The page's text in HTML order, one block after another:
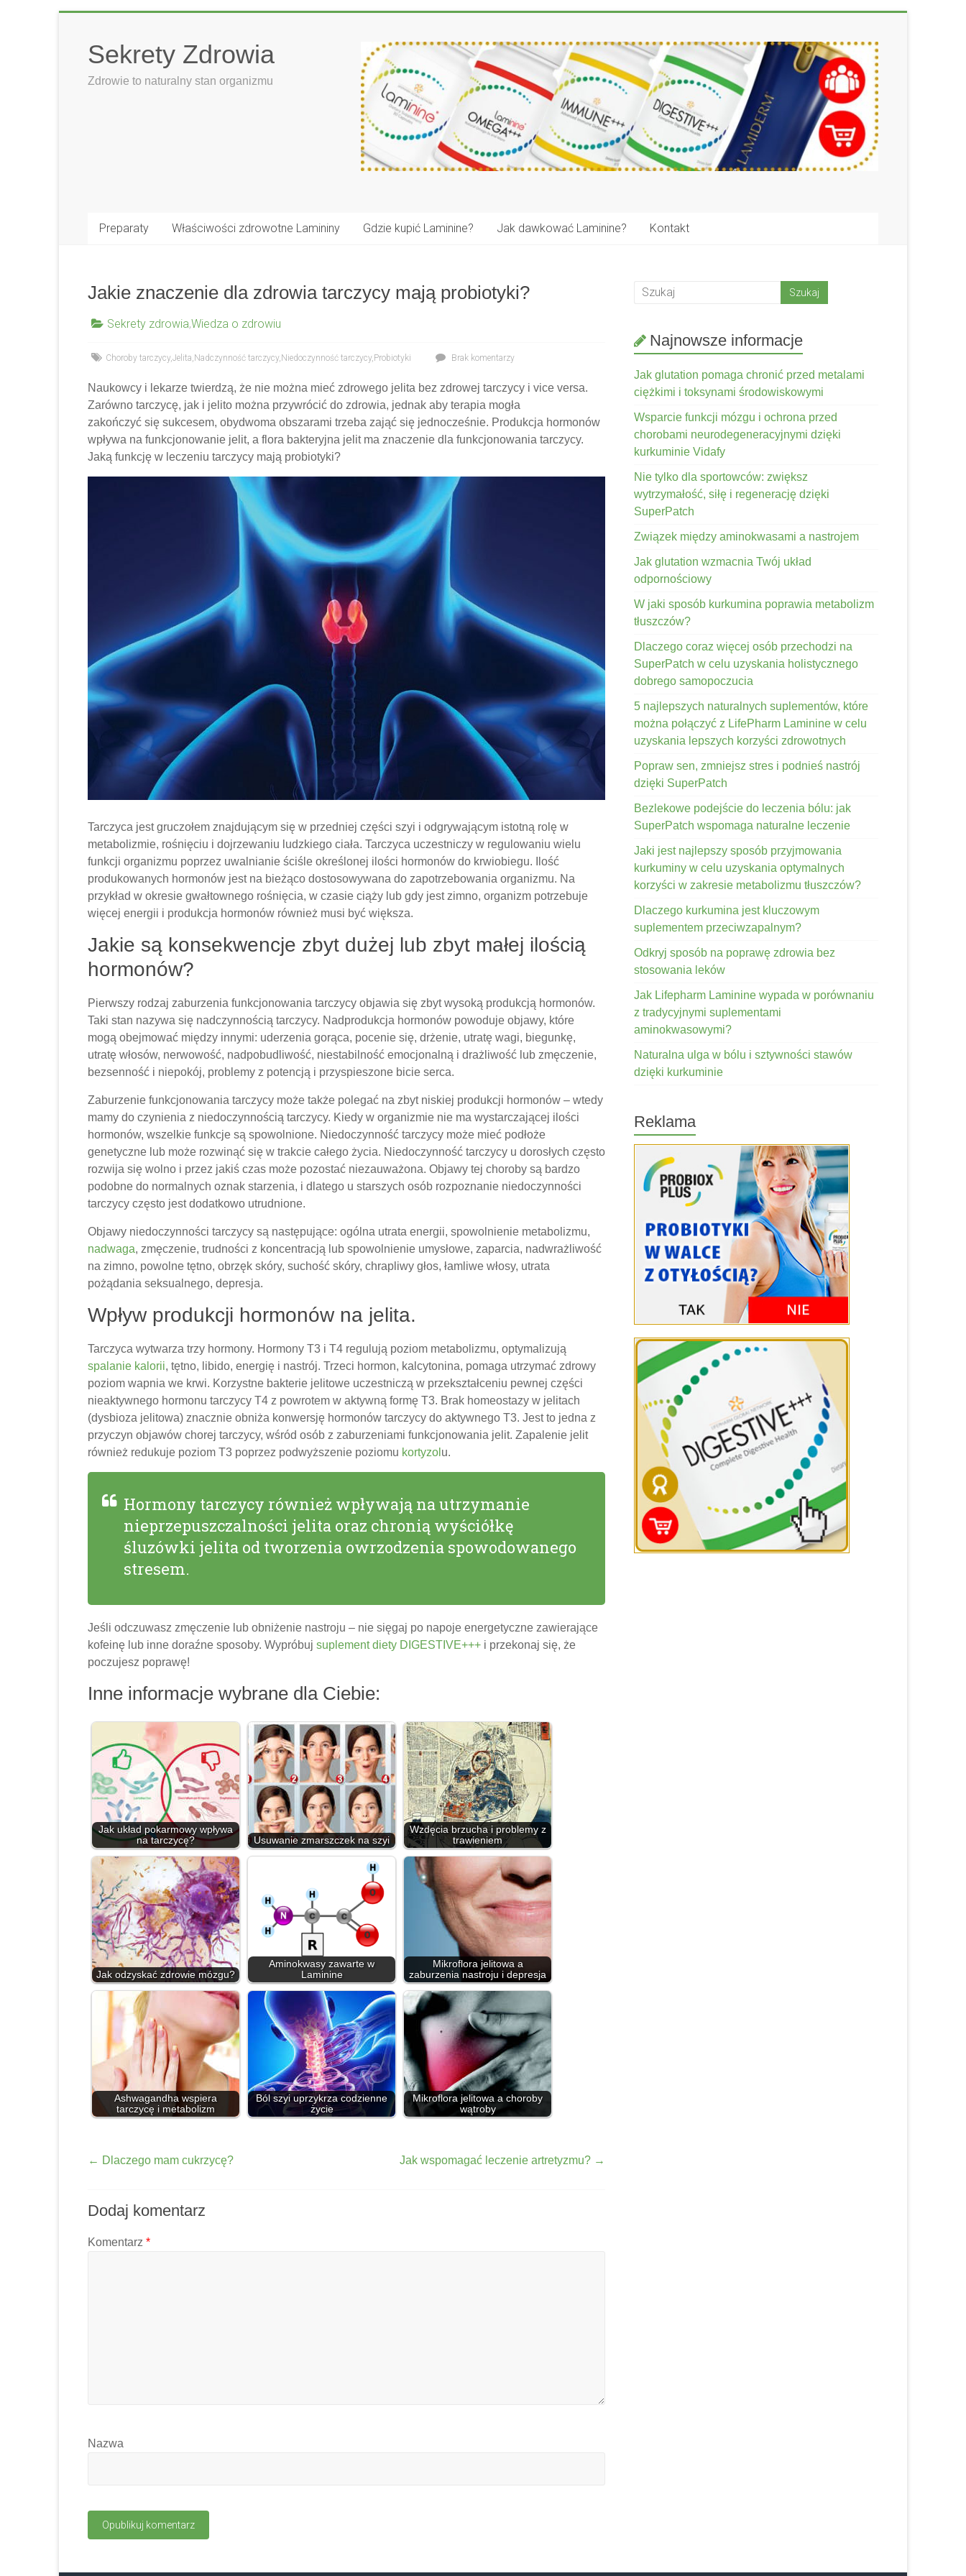
contentSekrety Zdrowia
Zdrowie to naturalny stan organizmu
Preparaty Właściwości zdrowotne Lamininy Gdzie kupić Laminine? Jak dawkować Laminine? Kontakt
Jakie znaczenie dla zdrowia tarczycy mają probiotyki?
Sekrety zdrowia,Wiedza o zdrowiu
Choroby tarczycy,Jelita, Nadczynność tarczycy, Niedoczynność tarczycy, Probiotyki Brak komentarzy
Naukowcy i lekarze twierdzą, że nie można mieć zdrowego jelita bez zdrowej tarczycy i vice versa.
Zarówno tarczycę, jak i jelito można przywrócić do zdrowia, jednak aby terapia mogła
zakończyć się sukcesem, obydwoma obszarami trzeba zająć się jednocześnie. Produkcja hormonów
wpływa na funkcjonowanie jelit, a flora bakteryjna jelit ma znaczenie dla funkcjonowania tarczycy.
Jaką funkcję w leczeniu tarczycy mają probiotyki?
Tarczyca jest gruczołem znajdującym się w przedniej części szyi i odgrywającym istotną rolę w
metabolizmie, rośnięciu i dojrzewaniu ludzkiego ciała. Tarczyca uczestniczy w regulowaniu wielu
funkcji organizmu poprzez uwalnianie ściśle określonej ilości hormonów do krwiobiegu. Ilość
produkowanych hormonów jest na bieżąco dostosowywana do zapotrzebowania organizmu. Na
przykład w okresie gwałtownego rośnięcia, w czasie ciąży lub gdy jest zimno, organizm potrzebuje
więcej energii i produkcja hormonów również musi być większa.
Jakie są konsekwencje zbyt dużej lub zbyt małej ilością
hormonów?
Pierwszy rodzaj zaburzenia funkcjonowania tarczycy objawia się zbyt wysoką produkcją hormonów.
Taki stan nazywa się nadczynnością tarczycy. Nadprodukcja hormonów powoduje objawy, które
mogą obejmować między innymi: uderzenia gorąca, pocenie się, drżenie, utratę wagi, biegunkę,
utratę włosów, nerwowość, nadpobudliwość, niestabilność emocjonalną i drażliwość lub zmęczenie,
bezsenność i niepokój, problemy z potencją i przyspieszone bicie serca.
Zaburzenie funkcjonowania tarczycy może także polegać na zbyt niskiej produkcji hormonów – wtedy
mamy do czynienia z niedoczynnością tarczycy. Kiedy w organizmie nie ma wystarczającej ilości
hormonów, wszelkie funkcje są spowolnione. Niedoczynność tarczycy może mieć podłoże
genetyczne lub może rozwinąć się w trakcie całego życia. Niedoczynność tarczycy u dorosłych często
rozwija się wolno i przez jakiś czas może pozostać niezauważona. Objawy tej choroby są bardzo
podobne do normalnych oznak starzenia, i dlatego u starszych osób rozpoznanie niedoczynności
tarczycy często jest dodatkowo utrudnione.
Objawy niedoczynności tarczycy są następujące: ogólna utrata energii, spowolnienie metabolizmu,
nadwaga, zmęczenie, trudności z koncentracją lub spowolnienie umysłowe, zaparcia, nadwrażliwość
na zimno, powolne tętno, obrzęk skóry, suchość skóry, chrapliwy głos, łamliwe włosy, utrata
pożądania seksualnego, depresja.
Wpływ produkcji hormonów na jelita.
Tarczyca wytwarza trzy hormony. Hormony T3 i T4 regulują poziom metabolizmu, optymalizują
spalanie kalorii, tętno, libido, energię i nastrój. Trzeci hormon, kalcytonina, pomaga utrzymać zdrowy
poziom wapnia we krwi. Korzystne bakterie jelitowe uczestniczą w przekształceniu pewnej części
nieaktywnego hormonu tarczycy T4 z powrotem w aktywną formę T3. Brak homeostazy w jelitach
(dysbioza jelitowa) znacznie obniża konwersję hormonów tarczycy do aktywnego T3. Jest to jedna z
przyczyn objawów chorej tarczycy, wśród osób z zaburzeniami funkcjonowania jelit. Zapalenie jelit
również redukuje poziom T3 poprzez podwyższenie poziomu kortyzol u.
Hormony tarczycy również wpływają na utrzymanie
nieprzepuszczalności jelita oraz chronią wyściółkę
śluzówki jelita od tworzenia owrzodzenia spowodowanego
stresem.
Jeśli odczuwasz zmęczenie lub obniżenie nastroju – nie sięgaj po napoje energetyczne zawierające
kofeinę lub inne doraźne sposoby. Wypróbuj suplement diety DIGESTIVE+++ i przekonaj się, że
poczujesz poprawę!
Inne informacje wybrane dla Ciebie:
Jak układ pokarmowy wpływa
na tarczycę?
Usuwanie zmarszczek na szyi
Wzdęcia brzucha i problemy z
trawieniem
Jak odzyskać zdrowie mózgu?
Aminokwasy zawarte w
Laminine
Mikroflora jelitowa a
zaburzenia nastroju i depresja
Ashwagandha wspiera
tarczycę i metabolizm
Ból szyi uprzykrza codzienne
życie
Mikroflora jelitowa a choroby
wątroby
← Dlaczego mam cukrzycę? Jak wspomagać leczenie artretyzmu? →
Dodaj komentarz
Komentarz *
Nazwa
Najnowsze informacje
Jak glutation pomaga chronić przed metalami
ciężkimi i toksynami środowiskowymi
Wsparcie funkcji mózgu i ochrona przed
chorobami neurodegeneracyjnymi dzięki
kurkuminie Vidafy
Nie tylko dla sportowców: zwiększ
wytrzymałość, siłę i regenerację dzięki
SuperPatch
Związek między aminokwasami a nastrojem
Jak glutation wzmacnia Twój układ
odpornościowy
W jaki sposób kurkumina poprawia metabolizm
tłuszczów?
Dlaczego coraz więcej osób przechodzi na
SuperPatch w celu uzyskania holistycznego
dobrego samopoczucia
5 najlepszych naturalnych suplementów, które
można połączyć z LifePharm Laminine w celu
uzyskania lepszych korzyści zdrowotnych
Popraw sen, zmniejsz stres i podnieś nastrój
dzięki SuperPatch
Bezlekowe podejście do leczenia bólu: jak
SuperPatch wspomaga naturalne leczenie
Jaki jest najlepszy sposób przyjmowania
kurkuminy w celu uzyskania optymalnych
korzyści w zakresie metabolizmu tłuszczów?
Dlaczego kurkumina jest kluczowym
suplementem przeciwzapalnym?
Odkryj sposób na poprawę zdrowia bez
stosowania leków
Jak Lifepharm Laminine wypada w porównaniu
z tradycyjnymi suplementami
aminokwasowymi?
Naturalna ulga w bólu i sztywności stawów
dzięki kurkuminie
Reklama